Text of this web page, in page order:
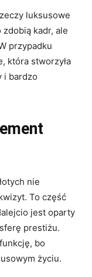
luksusowe
kadr, ale
przypadku
która stworzyła
i bardzo
nie
To część
jest oparty
prestiżu.
bo
życiu.